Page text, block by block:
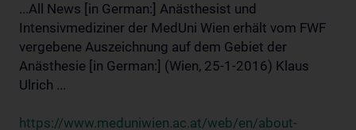
...All News [in German:] Anästhesist und
Intensivmediziner der MedUni Wien erhält vom FWF
vergebene Auszeichnung auf dem Gebiet der
Anästhesie [in German:] (Wien, 25-1-2016) Klaus
Ulrich ...
https://www.meduniwien.ac.at/web/en/about-